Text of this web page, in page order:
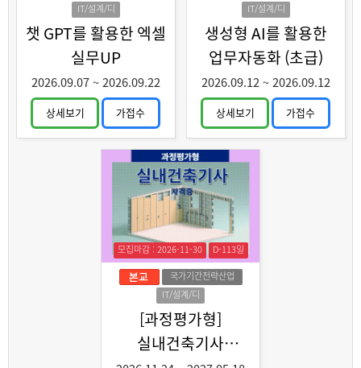
IT/설계/디
자인
챗 GPT를 활용한 엑셀
실무UP
2026.09.07~2026.09.22
상세보기 가접수
IT/설계/디
자인
생성형 AI를 활용한
업무자동화 (초급)
2026.09.12~2026.09.12
상세보기 가접수
모집마감 : 2026-11-30
D-113일
국가기간전략산업
IT/설계/디
자인
[과정평가형]
실내건축기사